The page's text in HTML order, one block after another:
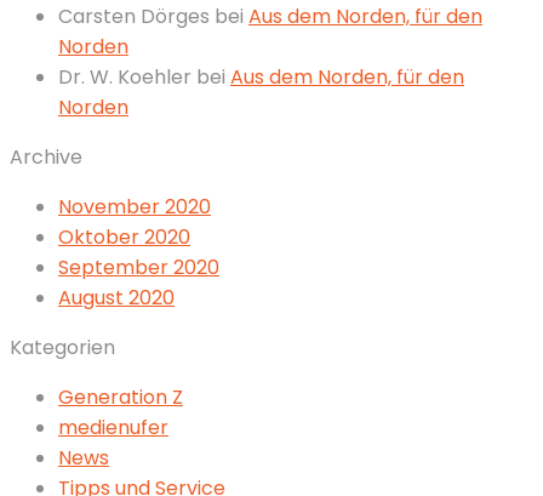
Carsten Dörges bei Aus dem Norden, für den
Norden
Dr. W. Koehler bei Aus dem Norden, für den
Norden
Archive
November 2020
Oktober 2020
September 2020
August 2020
Kategorien
Generation Z
medienufer
News
Tipps und Service